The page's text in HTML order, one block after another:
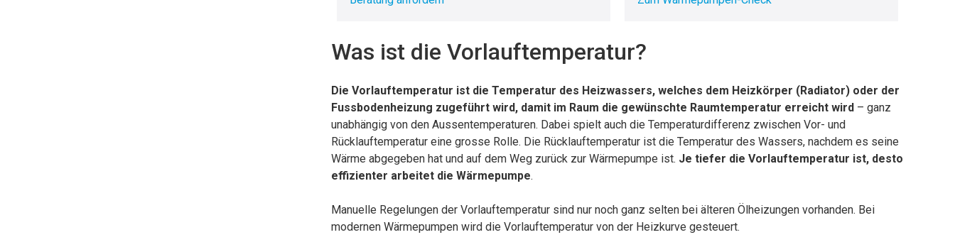
Was ist die Vorlauftemperatur?
Die Vorlauftemperatur ist die Temperatur des Heizwassers, welches dem Heizkörper (Radiator) oder der
Fussbodenheizung zugeführt wird, damit im Raum die gewünschte Raumtemperatur erreicht wird – ganz
unabhängig von den Aussentemperaturen. Dabei spielt auch die Temperaturdifferenz zwischen Vor- und
Rücklauftemperatur eine grosse Rolle. Die Rücklauftemperatur ist die Temperatur des Wassers, nachdem es seine
Wärme abgegeben hat und auf dem Weg zurück zur Wärmepumpe ist. Je tiefer die Vorlauftemperatur ist, desto
effizienter arbeitet die Wärmepumpe.
Manuelle Regelungen der Vorlauftemperatur sind nur noch ganz selten bei älteren Ölheizungen vorhanden. Bei
modernen Wärmepumpen wird die Vorlauftemperatur von der Heizkurve gesteuert.